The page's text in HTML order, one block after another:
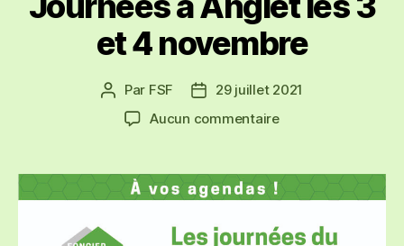
et 4 novembre
Auteur
l’article
Par FSF
Date29 juillet 2021
Aucun commentairesur
France
organise
3èmes